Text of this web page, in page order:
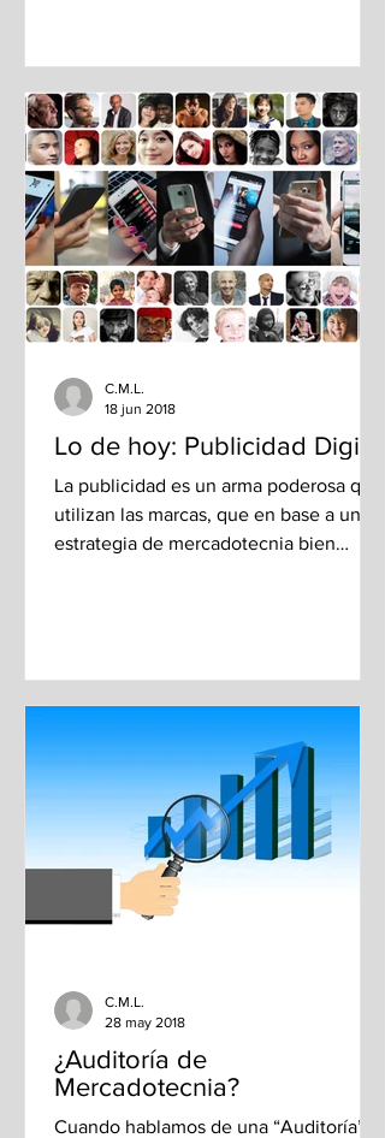
Lo de hoy: Publicidad Digital
La publicidad es un arma poderosa que
utilizan las marcas, que en base a una
estrategia de mercadotecnia bien
C.M.L.
18 jun 2018
¿Auditoría de
Mercadotecnia?
Cuando hablamos de una “Auditoría”, la
C.M.L.
28 may 2018